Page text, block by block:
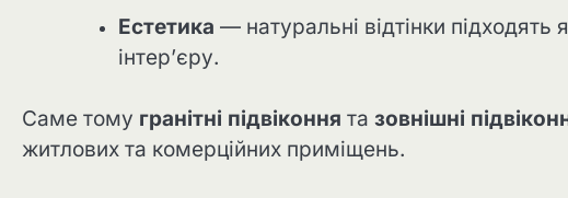
Естетика — натуральні відтінки підходять
інтер’єру.
Саме тому гранітні підвіконня та зовнішні
житлових та комерційних приміщень.